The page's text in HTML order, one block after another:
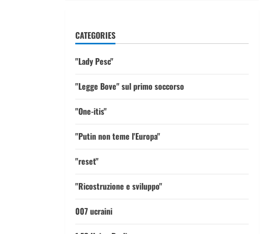
CATEGORIES
"Lady Pesc"
"Legge Bove" sul primo soccorso
"One-itis"
"Putin non teme l'Europa"
"reset"
"Ricostruzione e sviluppo"
007 ucraini